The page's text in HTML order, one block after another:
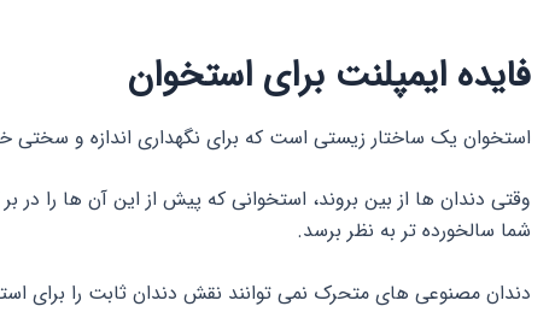
فایده ایمپلنت برای استخوان
استخوان یک ساختار زیستی است که برای نگهداری اندازه و سختی
وقتی دندان ها از بین بروند، استخوانی که پیش از این آن ها را
شما سالخورده تر به نظر برسد.
دندان مصنوعی های متحرک نمی توانند نقش دندان ثابت را برای